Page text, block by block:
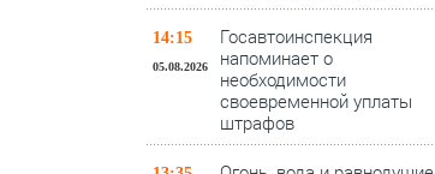
14:15
05.08.2026
Госавтоинспекция
напоминает о
необходимости
своевременной уплаты
штрафов